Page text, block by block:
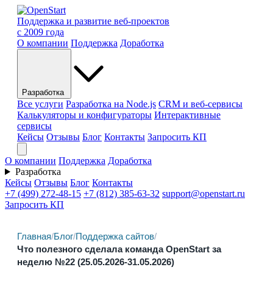
Поддержка и развитие веб-проектов
с 2009 года
О компании Поддержка Доработка
Разработка
Все услуги Разработка на Node.js CRM и веб-сервисы
Калькуляторы и конфигураторы Интерактивные
сервисы
Кейсы Отзывы Блог Контакты Запросить КП
О компании Поддержка Доработка
Разработка
Кейсы Отзывы Блог Контакты
+7 (499) 272-48-15 +7 (812) 385-63-32 support@openstart.ru
Запросить КП
Главная/Блог/Поддержка сайтов/
Что полезного сделала команда OpenStart за
неделю №22 (25.05.2026-31.05.2026)